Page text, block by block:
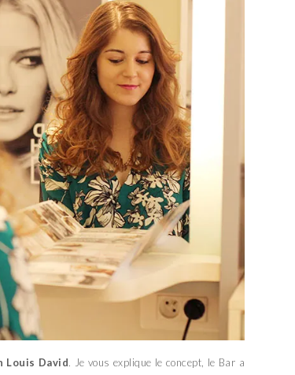
Louis David. Je vous explique le concept, le Bar a